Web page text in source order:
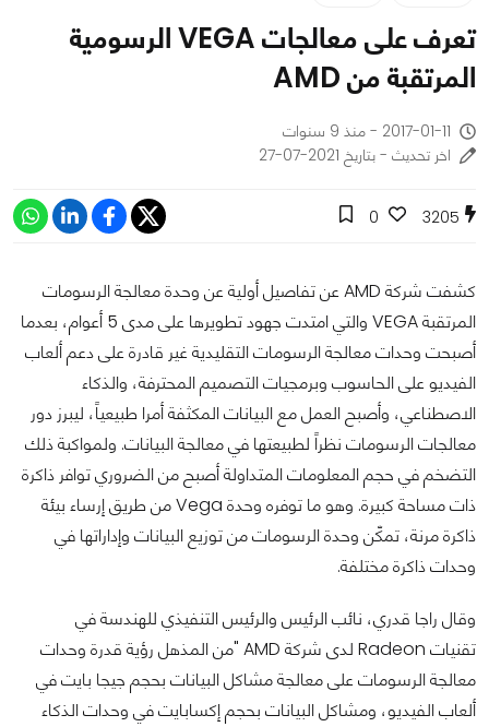
تعرف على معالجات VEGA الرسومية
المرتقبة من AMD
2017-01-11 - منذ 9 سنوات
اخر تحديث - بتاريخ 2021-07-27
3205
0
كشفت شركة AMD عن تفاصيل أولية عن وحدة معالجة الرسومات
المرتقبة VEGA والتي امتدت جهود تطويرها على مدى 5 أعوام، بعدما
أصبحت وحدات معالجة الرسومات التقليدية غير قادرة على دعم ألعاب
الفيديو على الحاسوب وبرمجيات التصميم المحترفة، والذكاء
الاصطناعي، وأصبح العمل مع البيانات المكثفة أمرا طبيعياً، ليبرز دور
معالجات الرسومات نظراً لطبيعتها في معالجة البيانات. ولمواكبة ذلك
التضخم في حجم المعلومات المتداولة أصبح من الضروري توافر ذاكرة
ذات مساحة كبيرة. وهو ما توفره وحدة Vega من طريق إرساء بيئة
ذاكرة مرنة، تمكّن وحدة الرسومات من توزيع البيانات وإداراتها في
وحدات ذاكرة مختلفة.
وقال راجا قدري، نائب الرئيس والرئيس التنفيذي للهندسة في
تقنيات Radeon لدى شركة AMD "من المذهل رؤية قدرة وحدات
معالجة الرسومات على معالجة مشاكل البيانات بحجم جيجا بايت في
ألعاب الفيديو، ومشاكل البيانات بحجم إكسابايت في وحدات الذكاء